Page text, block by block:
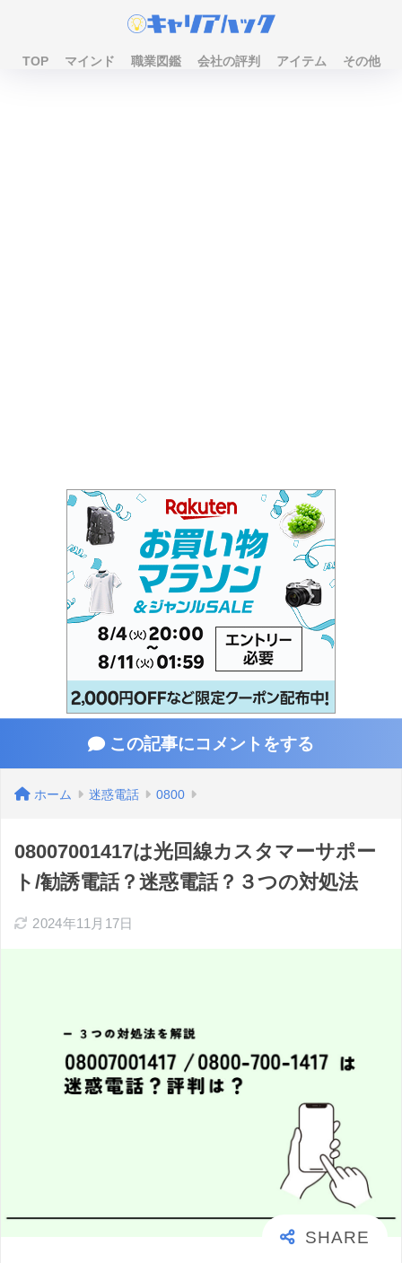
TOP マインド 職業図鑑 会社の評判 アイテム その他
この記事にコメントをする
ホーム 迷惑電話 0800
08007001417は光回線カスタマーサポー
ト/勧誘電話？迷惑電話？３つの対処法
2024年11月17日